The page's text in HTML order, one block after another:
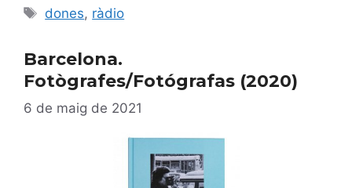
Etiquetes
dones, ràdio
Barcelona.
Fotògrafes/Fotógrafas (2020)
6 de maig de 2021